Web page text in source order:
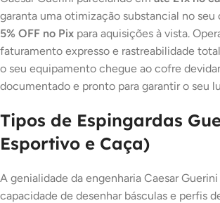
garanta uma otimização substancial no
5% OFF no Pix para aquisições à vista.
faturamento expresso e rastreabilidade
o seu equipamento chegue ao cofre
documentado e pronto para garantir o seu
Tipos de Espingardas
Esportivo e Caça)
A genialidade da engenharia Caesar Guerini
capacidade de desenhar básculas e perfis